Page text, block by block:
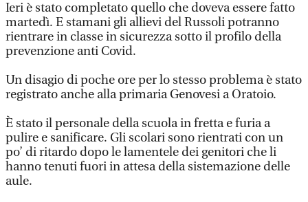
Ieri è stato completato quello che doveva essere fatto
martedì. E stamani gli allievi del Russoli potranno
rientrare in classe in sicurezza sotto il profilo della
prevenzione anti Covid.
Un disagio di poche ore per lo stesso problema è stato
registrato anche alla primaria Genovesi a Oratoio.
È stato il personale della scuola in fretta e furia a
pulire e sanificare. Gli scolari sono rientrati con un
po’ di ritardo dopo le lamentele dei genitori che li
hanno tenuti fuori in attesa della sistemazione delle
aule.